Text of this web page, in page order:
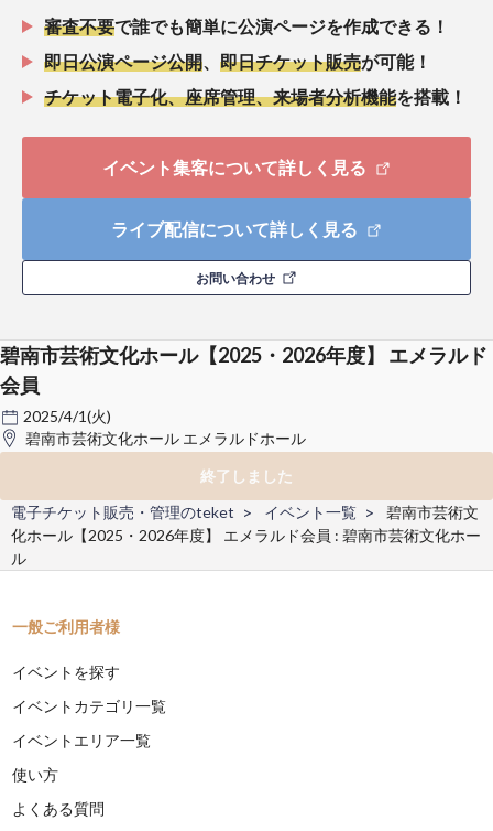
審査不要で誰でも簡単に公演ページを作成できる！
即日公演ページ公開
即日チケット販売が可能！
チケット電子化、座席管理、来場者分析機能を搭載！
イベント集客について詳しく見る
ライブ配信について詳しく見る
お問い合わせ
碧南市芸術文化ホール【2025・2026年度】 エメラルド
会員
2025/4/1(火)
碧南市芸術文化ホール エメラルドホール
終了しました
電子チケット販売・管理のteket
イベント一覧
碧南市芸術文
化ホール【2025・2026年度】 エメラルド会員 : 碧南市芸術文化ホー
ル
一般ご利用者様
イベントを探す
イベントカテゴリ一覧
イベントエリア一覧
使い方
よくある質問